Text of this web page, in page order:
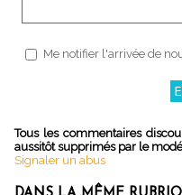
Me notifier l'arrivée de
Tous les commentaires
aussitôt supprimés par le
Signaler un abus